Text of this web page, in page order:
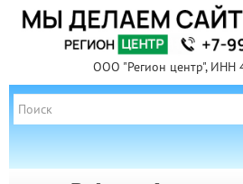
ООО "Регион центр", ИНН